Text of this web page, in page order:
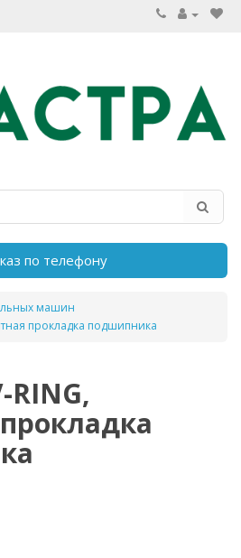
по телефону
машин
прокладка подшипника
RING,